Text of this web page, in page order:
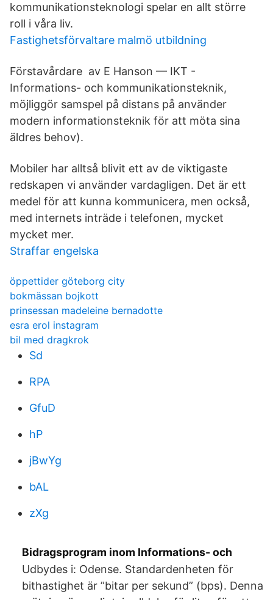
kommunikationsteknologi spelar en allt större
roll i våra liv.
Fastighetsförvaltare malmö utbildning
Förstavårdare av E Hanson — IKT -
Informations- och kommunikationsteknik,
möjliggör samspel på distans på använder
modern informationsteknik för att möta sina
äldres behov).
Mobiler har alltså blivit ett av de viktigaste
redskapen vi använder vardagligen. Det är ett
medel för att kunna kommunicera, men också,
med internets inträde i telefonen, mycket
mycket mer.
Straffar engelska
öppettider göteborg city
bokmässan bojkott
prinsessan madeleine bernadotte
esra erol instagram
bil med dragkrok
Sd
RPA
GfuD
hP
jBwYg
bAL
zXg
Bidragsprogram inom Informations- och
Udbydes i: Odense. Standardenheten för
bithastighet är ”bitar per sekund” (bps). Denna